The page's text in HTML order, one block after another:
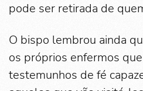
pode ser retirada de
O bispo lembrou ainda
os próprios enfermos
testemunhos de fé